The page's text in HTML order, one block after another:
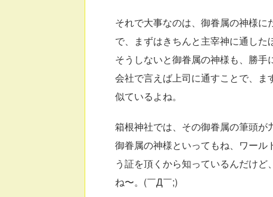
それで大事なのは、御眷属の神様に
で、まずはきちんと主宰神に通した
そうしないと御眷属の神様も、勝手
会社で言えば上司に通すことで、
似ているよね。
箱根神社では、その御眷属の筆頭
御眷属の神様といってもね、ワー
う証を頂くから知っているんだけ
ね〜。(￣Д￣;)